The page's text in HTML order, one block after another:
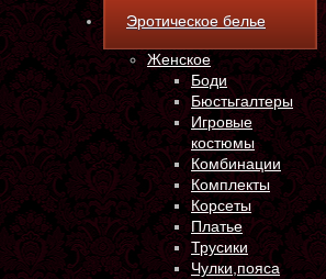
Эротическое белье
Женское
Боди
Бюстьгалтеры
Игровые
костюмы
Комбинации
Комплекты
Корсеты
Платье
Трусики
Чулки,пояса